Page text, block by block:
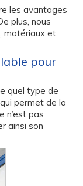
les avantages
plus, nous
matériaux et
pour
quel type de
permet de la
n’est pas
ainsi son